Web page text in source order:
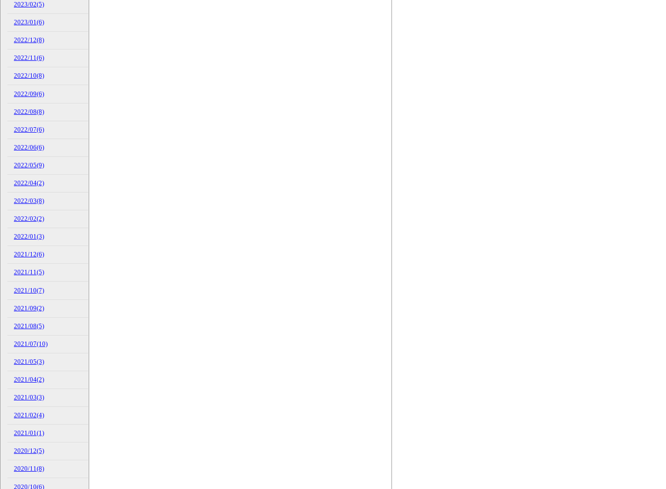
2023/02(5)
2023/01(6)
2022/12(8)
2022/11(6)
2022/10(8)
2022/09(6)
2022/08(8)
2022/07(6)
2022/06(6)
2022/05(9)
2022/04(2)
2022/03(8)
2022/02(2)
2022/01(3)
2021/12(6)
2021/11(5)
2021/10(7)
2021/09(2)
2021/08(5)
2021/07(10)
2021/05(3)
2021/04(2)
2021/03(3)
2021/02(4)
2021/01(1)
2020/12(5)
2020/11(8)
2020/10(6)